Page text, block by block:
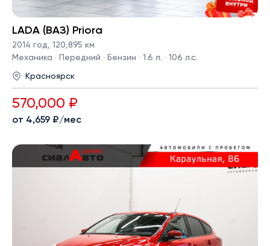
LADA (ВАЗ) Priora
2014 год
120,895 км
Механика · Передний · Бензин · 1.6 л. · 106 л.с.
Красноярск
570,000 ₽
от 4,659 ₽/мес